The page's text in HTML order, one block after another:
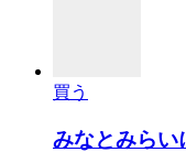
買う
みなとみらい